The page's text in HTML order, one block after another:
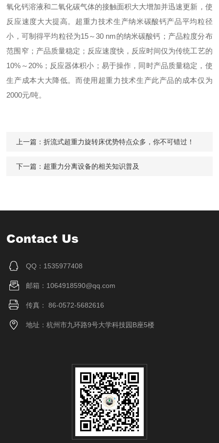
氧化钙溶液和二氧化碳气体的接触面积大大增加并迅速更新，使
反应速度大大提高。超重力技术生产纳米碳酸钙产品平均粒径
小，可制得平均粒径为15～30 nm的纳米碳酸钙；产品粒度分布
范围窄；产品质量稳定；反应速度快，反应时间仅为传统工艺的
10%～20%；反应器体积小；易于操作，同时产品质量稳定，使
生产成本大大降低。而使用超重力技术生产此产品的成本仅为
2000元/吨。
上一篇：折流式超重力旋转床优势特点众多，你不可错过！
下一篇： 超重力分离设备的相关知识普及
Contact Us
QQ：1535977408
邮箱：1064918590@qq.com
传真： 86-0572-5682616
地址：杭州市九环路9号大学科技园B座5楼